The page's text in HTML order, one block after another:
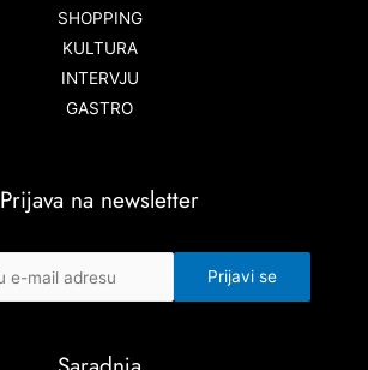
SHOPPING
KULTURA
INTERVJU
GASTRO
Prijava na newsletter